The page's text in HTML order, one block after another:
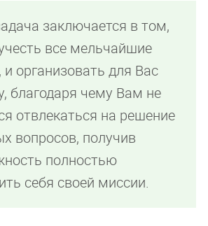
заключается в том,
все мельчайшие
и организовать для Вас
благодаря чему Вам не
отвлекаться на решение
вопросов, получив
полностью
себя своей миссии.